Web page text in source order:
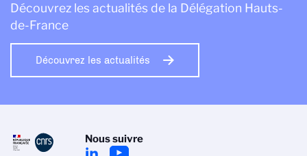
Découvrez les actualités de la Délégation Hauts-
de-France
Découvrez les actualités
Nous suivre